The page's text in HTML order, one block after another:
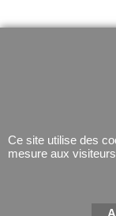
Ce site utilise des
mesure aux